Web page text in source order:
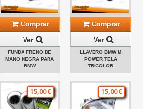
Comprar
Ver
FUNDA FRENO DE
MANO NEGRA PARA
BMW
Comprar
Ver
LLAVERO BMW M
POWER TELA
TRICOLOR
15,00 € 15,00 €